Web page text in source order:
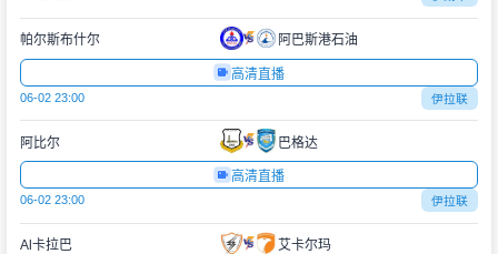
帕尔斯布什尔 阿巴斯港石油
高清直播
06-02 23:00 伊拉联
阿比尔 巴格达
高清直播
06-02 23:00 伊拉联
Al卡拉巴 艾卡尔玛